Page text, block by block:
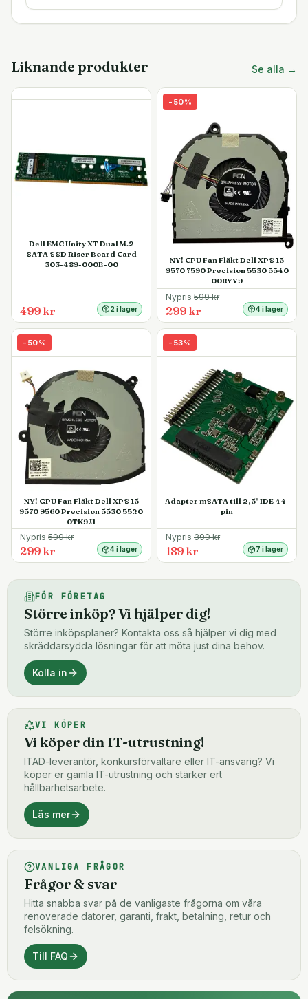
Liknande produkter Se alla →
Dell EMC Unity XT Dual M.2
SATA SSD Riser Board Card
303-489-000B-00
499 kr 2 i lager
- 50%
NY! CPU Fan Fläkt Dell XPS 15
9570 7590 Precision 5530 5540
008YY9
Nypris 599kr
299 kr 4 i lager
- 50%
NY! GPU Fan Fläkt Dell XPS 15
9570 9560 Precision 5530 5520
0TK9J1
Nypris 599kr
299 kr 4 i lager
- 53%
Adapter mSATA till 2,5" IDE 44-
pin
Nypris 399kr
189 kr 7 i lager
FÖR FÖRETAG
Större inköp? Vi hjälper dig!
Större inköpsplaner? Kontakta oss så hjälper vi dig med
skräddarsydda lösningar för att möta just dina behov.
Kolla in
VI KÖPER
Vi köper din IT-utrustning!
ITAD-leverantör, konkursförvaltare eller IT-ansvarig? Vi
köper er gamla IT-utrustning och stärker ert
hållbarhetsarbete.
Läs mer
VANLIGA FRÅGOR
Frågor & svar
Hitta snabba svar på de vanligaste frågorna om våra
renoverade datorer, garanti, frakt, betalning, retur och
felsökning.
Till FAQ